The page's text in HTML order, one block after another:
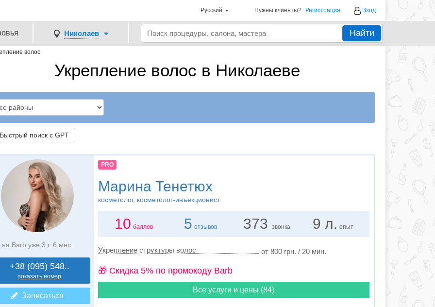
Русский Нужны клиенты? Регистрация Вход
Николаев Найти
волос
Укрепление волос в Николаеве
поиск с GPT
на Barb уже 3 г. 6 мес.
+38 (095) 548..
показать номер
Записаться
PRO
Марина Тенетюх
косметолог, косметолог-инъекционист
10 баллов 5 отзывов 373 звонка 9 л. опыт
Укрепление структуры волос от 800 грн. / 20 мин.
🎁 Cкидка 5% по промокоду Barb
Все услуги и цены (84)